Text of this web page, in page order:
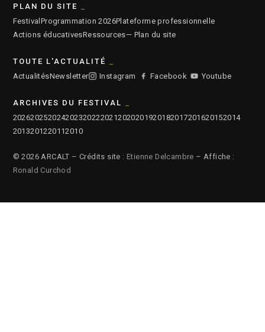
PLAN DU SITE
Festival Programmation 2026Plateforme professionnelle
Actions éducativesRessources— Plan du site
TOUTE L'ACTUALITÉ
ActualitésNewsletter Instagram Facebook Youtube
ARCHIVES DU FESTIVAL
2026202520242023202220212020201920182017201620152014
2013201220112010
© 2026 ARCALT – Crédits site : Etienne Delcambre – Affiche :
Ronald Curchod